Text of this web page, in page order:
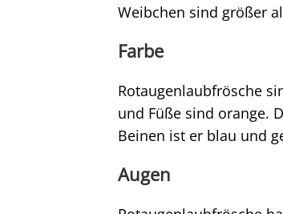
Weibchen sind größer
Farbe
Rotaugenlaubfrösche
und Füße sind orange.
Beinen ist er blau und
Augen